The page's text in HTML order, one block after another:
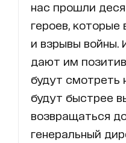
нас прошли
героев,
и взрывы войны.
дают им
будут смотреть
будут быстрее
возвращаться
генеральный